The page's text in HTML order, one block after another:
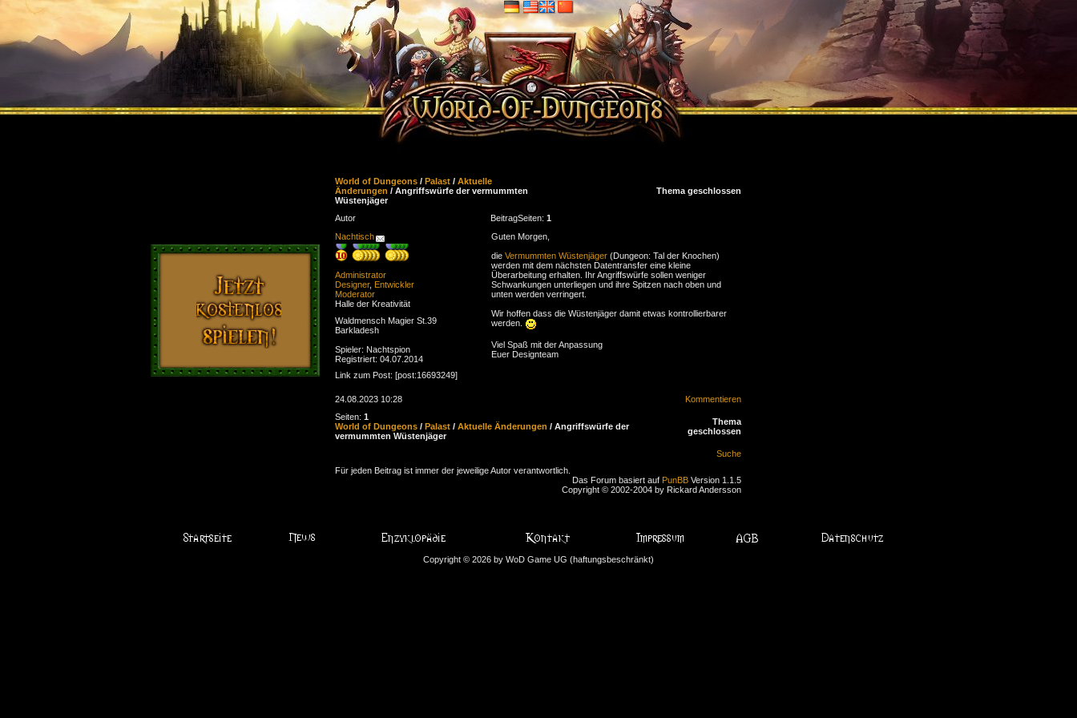
World of Dungeons / Palast / Aktuelle
Änderungen / Angriffswürfe der vermummten
Wüstenjäger
Thema geschlossen
Autor BeitragSeiten: 1
Nachtisch
Administrator
Designer, Entwickler
Moderator
Halle der Kreativität
Waldmensch Magier St.39
Barkladesh
Spieler: Nachtspion
Registriert: 04.07.2014
Link zum Post: [post:16693249]
Guten Morgen,
die Vermummten Wüstenjäger (Dungeon: Tal der Knochen)
werden mit dem nächsten Datentransfer eine kleine
Überarbeitung erhalten. Ihr Angriffswürfe sollen weniger
Schwankungen unterliegen und ihre Spitzen nach oben und
unten werden verringert.
Wir hoffen dass die Wüstenjäger damit etwas kontrollierbarer
werden.
Viel Spaß mit der Anpassung
Euer Designteam
24.08.2023 10:28
Kommentieren
Seiten: 1
World of Dungeons / Palast / Aktuelle Änderungen / Angriffswürfe der
vermummten Wüstenjäger
Thema
geschlossen
Suche
Für jeden Beitrag ist immer der jeweilige Autor verantwortlich.
Das Forum basiert auf PunBB Version 1.1.5
Copyright © 2002-2004 by Rickard Andersson
Copyright © 2026 by WoD Game UG (haftungsbeschränkt)